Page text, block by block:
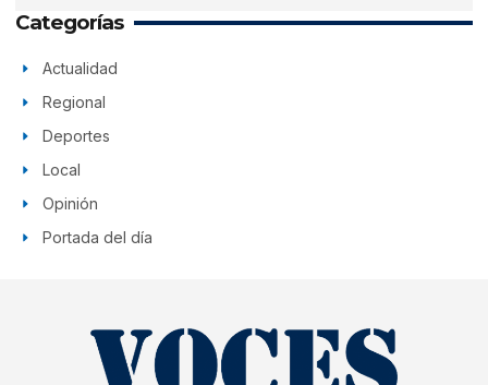
Categorías
Actualidad
Regional
Deportes
Local
Opinión
Portada del día